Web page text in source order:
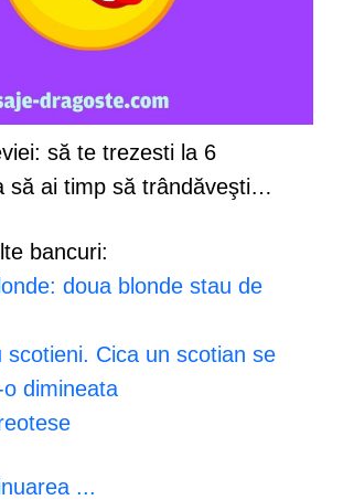
să te trezesti la 6
să ai timp să trândăveşti…
bancuri:
doua blonde stau de
scotieni. Cica un scotian se
dimineata
...